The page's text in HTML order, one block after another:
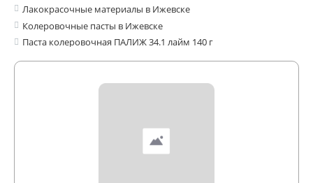
Лакокрасочные материалы в Ижевске
Колеровочные пасты в Ижевске
Паста колеровочная ПАЛИЖ 34.1 лайм 140 г